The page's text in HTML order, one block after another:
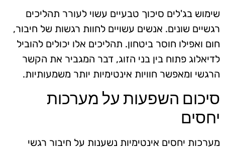
שימוש בג'לים סיכוך טבעיים עשוי לעורר תהליכים
רגשיים שונים. אנשים עשויים לחוות רגשות של חיבור,
חום ואפילו חוסר ביטחון. תהליכים אלו יכולים להוביל
לדיאלוג פתוח בין בני הזוג, דבר המגביר את הקשר
הרגשי ומאפשר חוויות אינטימיות יותר משמעותיות.
סיכום השפעות על מערכות
יחסים
מערכות יחסים אינטימיות נשענות על חיבור רגשי